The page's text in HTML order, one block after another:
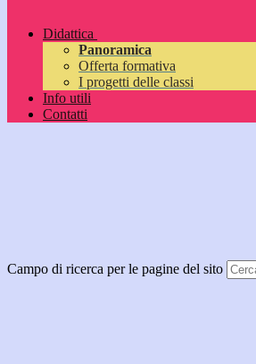
Didattica
Panoramica
Offerta formativa
I progetti delle classi
Info utili
Contatti
Campo di ricerca per le pagine del sito